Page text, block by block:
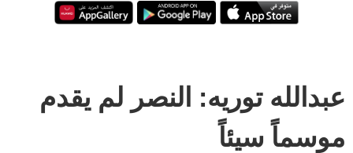
عبدالله توريه: النصر لم يقدم
موسماً سيئاً